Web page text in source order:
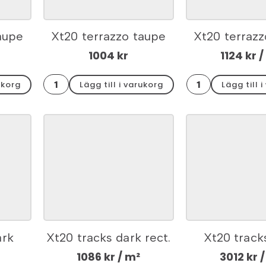
Xt20 terrazzo taupe
kantplatta 30x60x2
1004 kr
Xt20
terrazzo
taupe
30x60x2
Lägg till i varukorg
Xt20
rect.1124 kr /
Xt20
terrazzo
taupe
59,7x59,7x2
Lägg till i
Xt20 tracks dark rect.
60x60x2
1086 kr / m²
Xt20
hörnkit
3012 kr /